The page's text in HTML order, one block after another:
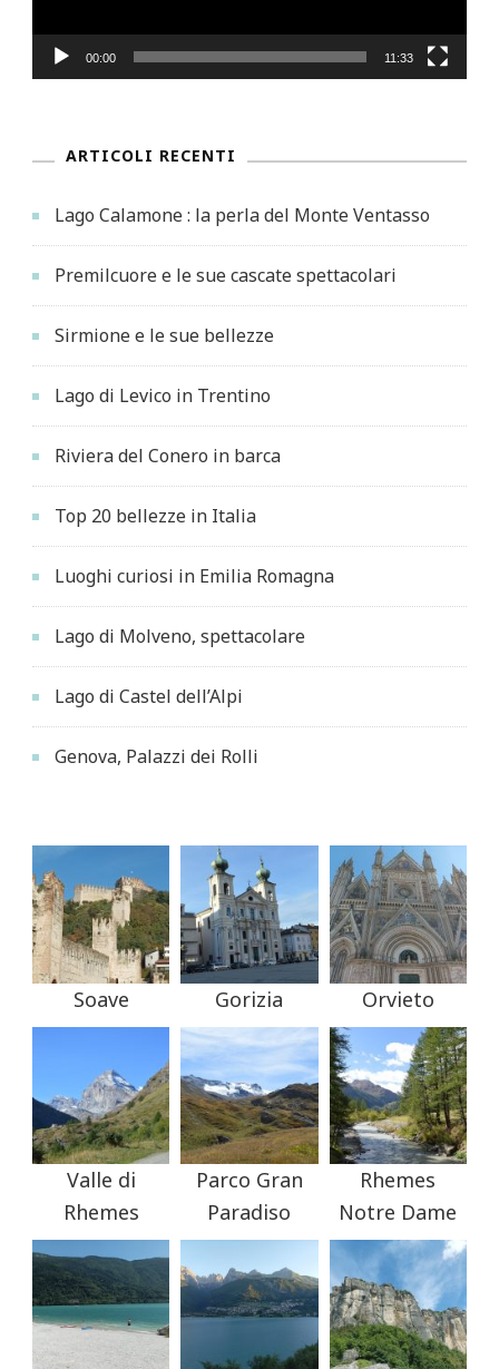
00:00 11:33
ARTICOLI RECENTI
Lago Calamone : la perla del Monte Ventasso
Premilcuore e le sue cascate spettacolari
Sirmione e le sue bellezze
Lago di Levico in Trentino
Riviera del Conero in barca
Top 20 bellezze in Italia
Luoghi curiosi in Emilia Romagna
Lago di Molveno, spettacolare
Lago di Castel dell’Alpi
Genova, Palazzi dei Rolli
Soave Gorizia Orvieto
Valle di
Rhemes
Parco Gran
Paradiso
Rhemes
Notre Dame